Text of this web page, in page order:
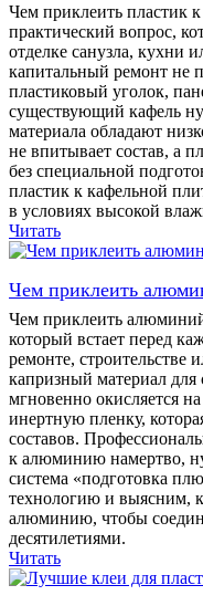
Чем приклеить пластик
практический вопрос,
отделке санузла, кухни
капитальный ремонт не
пластиковый уголок,
существующий кафель
материала обладают
не впитывает состав, а
без специальной
пластик к кафельной
в условиях высокой
Читать
Чем приклеить
Чем приклеить
который встает перед
ремонте,
капризный материал для
мгновенно окисляется
инертную пленку,
составов.
к алюминию намертво,
система «подготовка
технологию и выясним,
алюминию, чтобы
десятилетиями.
Читать